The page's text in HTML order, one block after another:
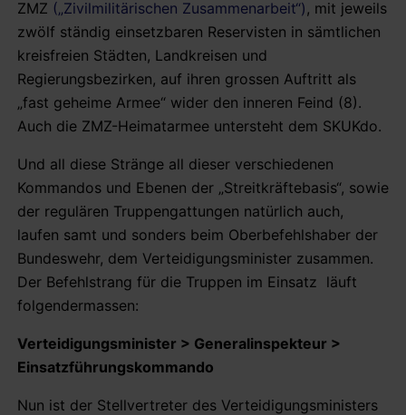
ZMZ („Zivilmilitärischen Zusammenarbeit“) , mit jeweils
zwölf ständig einsetzbaren Reservisten in sämtlichen
kreisfreien Städten, Landkreisen und
Regierungsbezirken, auf ihren grossen Auftritt als
„fast geheime Armee“ wider den inneren Feind (8).
Auch die ZMZ-Heimatarmee untersteht dem SKUKdo.
Und all diese Stränge all dieser verschiedenen
Kommandos und Ebenen der „Streitkräftebasis“, sowie
der regulären Truppengattungen natürlich auch,
laufen samt und sonders beim Oberbefehlshaber der
Bundeswehr, dem Verteidigungsminister zusammen.
Der Befehlstrang für die Truppen im Einsatz läuft
folgendermassen:
Verteidigungsminister > Generalinspekteur >
Einsatzführungskommando
Nun ist der Stellvertreter des Verteidigungsministers